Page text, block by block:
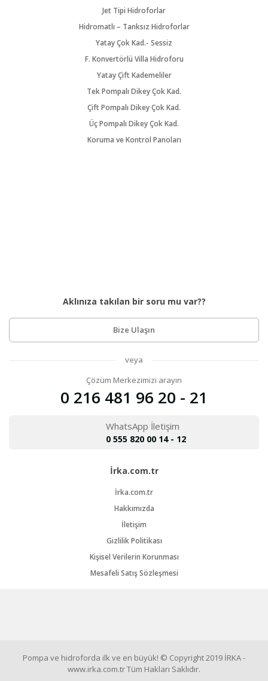
Jet Tipi Hidroforlar
Hidromatlı – Tanksız Hidroforlar
Yatay Çok Kad.- Sessiz
F. Konvertörlü Villa Hidroforu
Yatay Çift Kademeliler
Tek Pompalı Dikey Çok Kad.
Çift Pompalı Dikey Çok Kad.
Üç Pompalı Dikey Çok Kad.
Koruma ve Kontrol Panoları
Aklınıza takılan bir soru mu var??
Bize Ulaşın
veya
Çözüm Merkezimizi arayın
0 216 481 96 20 - 21
WhatsApp İletişim
0 555 820 00 14 - 12
İrka.com.tr
İrka.com.tr
Hakkımızda
İletişim
Gizlilik Politikası
Kişisel Verilerin Korunması
Mesafeli Satış Sözleşmesi
Pompa ve hidroforda ilk ve en büyük! © Copyright 2019 İRKA -
www.irka.com.tr Tüm Hakları Saklıdır.